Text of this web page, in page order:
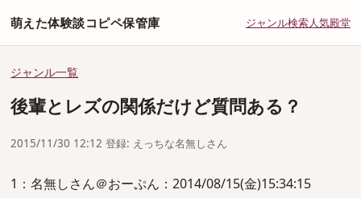
萌えた体験談コピペ保管庫 ジャンル検索人気殿堂
ジャンル一覧
後輩とレズの関係だけど質問ある？
2015/11/30 12:12 登録: えっちな名無しさん
1：名無しさん＠おーぷん：2014/08/15(金)15:34:15